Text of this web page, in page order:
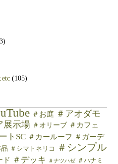
(105)
＃お庭 ＃アオダモ
展示場 ＃オリーブ ＃カフェ
トSC ＃カールーフ ＃ガーデ
＃シマトネリコ
＃シンプル
ド ＃デッキ ＃ナツハゼ ＃ハナミ